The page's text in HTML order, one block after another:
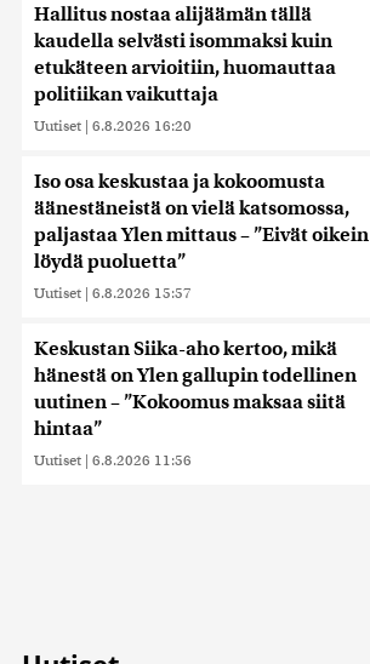
Hallitus nostaa alijäämän tällä
kaudella selvästi isommaksi kuin
etukäteen arvioitiin, huomauttaa
politiikan vaikuttaja
Uutiset | 6.8.2026 16:20
Iso osa keskustaa ja kokoomusta
äänestäneistä on vielä katsomossa,
paljastaa Ylen mittaus – ”Eivät oikein
löydä puoluetta”
Uutiset | 6.8.2026 15:57
Keskustan Siika-aho kertoo, mikä
hänestä on Ylen gallupin todellinen
uutinen – ”Kokoomus maksaa siitä
hintaa”
Uutiset | 6.8.2026 11:56